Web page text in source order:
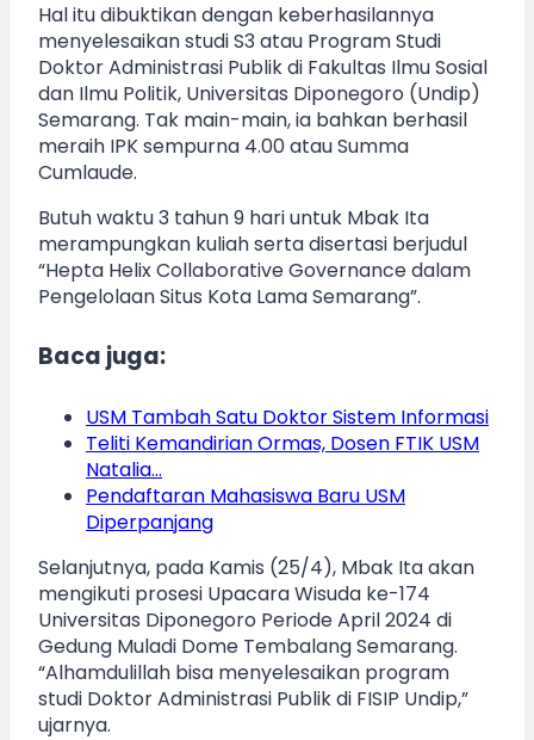
Hal itu dibuktikan dengan keberhasilannya
menyelesaikan studi S3 atau Program Studi
Doktor Administrasi Publik di Fakultas Ilmu Sosial
dan Ilmu Politik, Universitas Diponegoro (Undip)
Semarang. Tak main-main, ia bahkan berhasil
meraih IPK sempurna 4.00 atau Summa
Cumlaude.
Butuh waktu 3 tahun 9 hari untuk Mbak Ita
merampungkan kuliah serta disertasi berjudul
“Hepta Helix Collaborative Governance dalam
Pengelolaan Situs Kota Lama Semarang”.
Baca juga:
USM Tambah Satu Doktor Sistem Informasi
Teliti Kemandirian Ormas, Dosen FTIK USM
Natalia…
Pendaftaran Mahasiswa Baru USM
Diperpanjang
Selanjutnya, pada Kamis (25/4), Mbak Ita akan
mengikuti prosesi Upacara Wisuda ke-174
Universitas Diponegoro Periode April 2024 di
Gedung Muladi Dome Tembalang Semarang.
“Alhamdulillah bisa menyelesaikan program
studi Doktor Administrasi Publik di FISIP Undip,”
ujarnya.